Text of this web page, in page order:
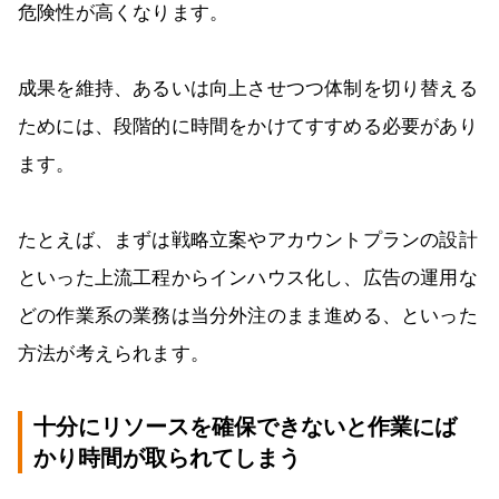
危険性が高くなります。
成果を維持、あるいは向上させつつ体制を切り替える
ためには、段階的に時間をかけてすすめる必要があり
ます。
たとえば、まずは戦略立案やアカウントプランの設計
といった上流工程からインハウス化し、広告の運用な
どの作業系の業務は当分外注のまま進める、といった
方法が考えられます。
十分にリソースを確保できないと作業にば
かり時間が取られてしまう